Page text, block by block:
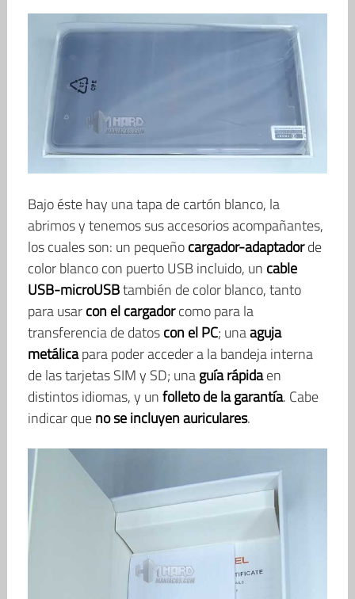
Bajo éste hay una tapa de cartón blanco, la
abrimos y tenemos sus accesorios acompañantes,
los cuales son: un pequeñocargador-adaptadorde
color blanco con puerto USB incluido, un cable
USB-microUSBtambién de color blanco, tanto
para usarcon el cargadorcomo para la
transferencia de datoscon el PC; unaaguja
metálicapara poder acceder a la bandeja interna
de las tarjetas SIM y SD; unaguía rápidaen
distintos idiomas, y unfolleto de la garantía. Cabe
indicar queno se incluyen auriculares.